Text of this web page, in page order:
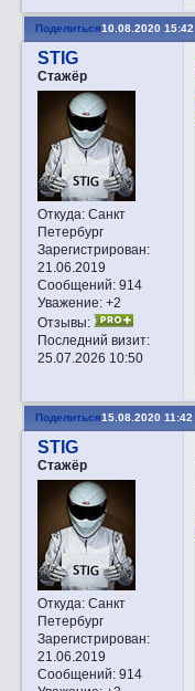
Поделиться10.08.2020 15:42
STIG
Стажёр
Откуда:Санкт
Петербург
Зарегистрирован:
21.06.2019
Сообщений:914
Уважение: +2
Отзывы:
Последний визит:
25.07.2026 10:50
Поделиться15.08.2020 11:42
STIG
Стажёр
Откуда:Санкт
Петербург
Зарегистрирован:
21.06.2019
Сообщений:914